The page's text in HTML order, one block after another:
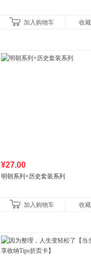
加入购物车 收藏
¥27.00
明朝系列+历史套装系列
加入购物车 收藏